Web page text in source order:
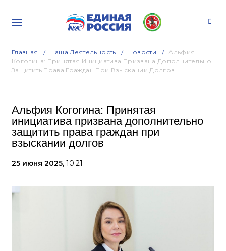
Главная Наша Деятельность Новости
Альфия
Когогина: Принятая Инициатива Призвана Дополнительно
Защитить Права Граждан При Взыскании Долгов
Альфия Когогина: Принятая
инициатива призвана дополнительно
защитить права граждан при
взыскании долгов
25 июня 2025, 10:21